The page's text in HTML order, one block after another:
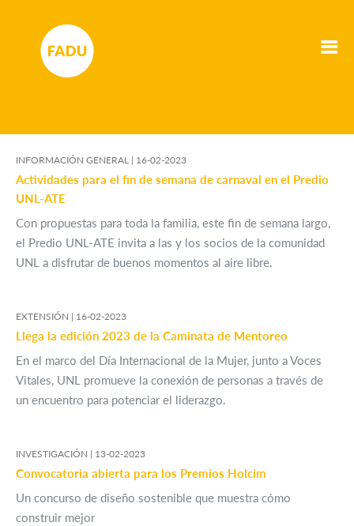
INFORMACIÓN GENERAL | 16-02-2023
Actividades para el fin de semana de carnaval en el Predio
UNL-ATE
Con propuestas para toda la familia, este fin de semana largo,
el Predio UNL-ATE invita a las y los socios de la comunidad
UNL a disfrutar de buenos momentos al aire libre.
EXTENSIÓN | 16-02-2023
Llega la edición 2023 de la Caminata de Mentoreo
En el marco del Día Internacional de la Mujer, junto a Voces
Vitales, UNL promueve la conexión de personas a través de
un encuentro para potenciar el liderazgo.
INVESTIGACIÓN | 13-02-2023
Convocatoria abierta para los Premios Holcim
Un concurso de diseño sostenible que muestra cómo
construir mejor